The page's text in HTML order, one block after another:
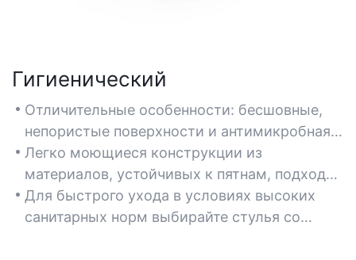
Гигиенический
Отличительные особенности: бесшовные,
непористые поверхности и антимикробная
обивка, предотвращающая рост бактерий и
загрязнение.
Легко моющиеся конструкции из
материалов, устойчивых к пятнам, подходят
для лабораторий, требующих строгих
протоколов стерилизации.
Для быстрого ухода в условиях высоких
санитарных норм выбирайте стулья со